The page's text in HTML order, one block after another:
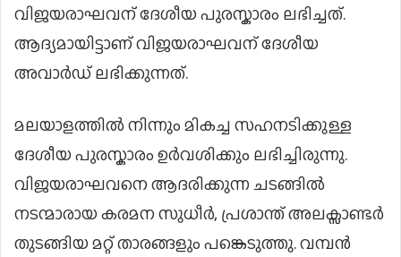
വിജയരാഘവന് ദേശീയ പുരസ്കാരം ലഭിച്ചത്.
ആദ്യമായിട്ടാണ് വിജയരാഘവന് ദേശീയ
അവാർഡ് ലഭിക്കുന്നത്.
മലയാളത്തിൽ നിന്നും മികച്ച സഹനടിക്കുള്ള
ദേശീയ പുരസ്കാരം ഉർവശിക്കും ലഭിച്ചിരുന്നു.
വിജയരാഘവനെ ആദരിക്കുന്ന ചടങ്ങിൽ
നടന്മാരായ കരമന സുധീർ, പ്രശാന്ത് അലക്സാണ്ടർ
തുടങ്ങിയ മറ്റ് താരങ്ങളും പങ്കെടുത്തു. വമ്പൻ